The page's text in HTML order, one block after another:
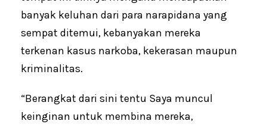
banyak keluhan dari para narapidana yang
sempat ditemui, kebanyakan mereka
terkenan kasus narkoba, kekerasan maupun
kriminalitas.
“Berangkat dari sini tentu Saya muncul
keinginan untuk membina mereka,